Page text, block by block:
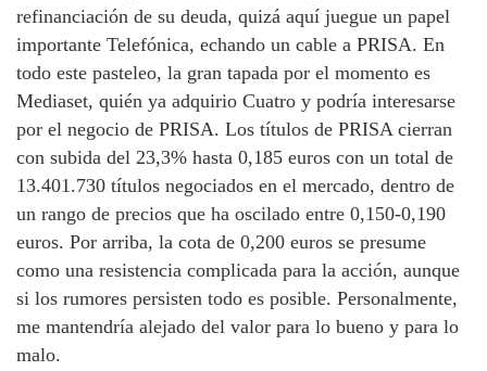
refinanciación de su deuda, quizá aquí juegue un papel
importante Telefónica, echando un cable a PRISA. En
todo este pasteleo, la gran tapada por el momento es
Mediaset, quién ya adquirio Cuatro y podría interesarse
por el negocio de PRISA. Los títulos de PRISA cierran
con subida del 23,3% hasta 0,185 euros con un total de
13.401.730 títulos negociados en el mercado, dentro de
un rango de precios que ha oscilado entre 0,150-0,190
euros. Por arriba, la cota de 0,200 euros se presume
como una resistencia complicada para la acción, aunque
si los rumores persisten todo es posible. Personalmente,
me mantendría alejado del valor para lo bueno y para lo
malo.